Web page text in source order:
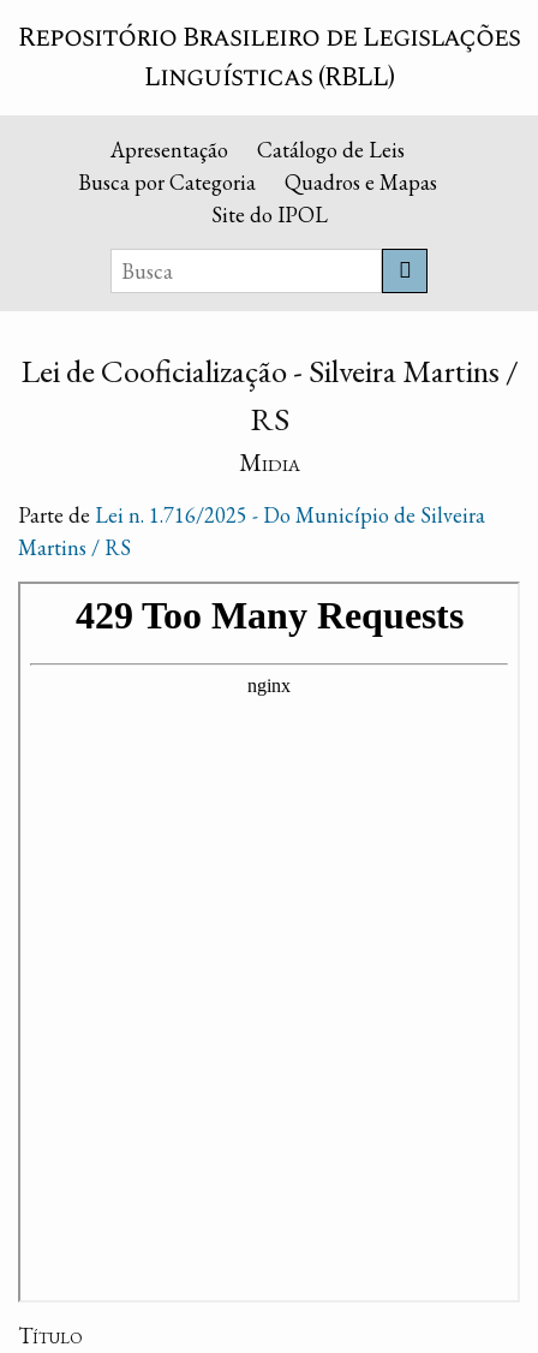
Repositório Brasileiro de Legislações
Linguísticas (RBLL)
Apresentação
Catálogo de Leis
Busca por Categoria
Quadros e Mapas
Site do IPOL
Lei de Cooficialização - Silveira Martins /
RS
Midia
Parte de Lei n. 1.716/2025 - Do Município de Silveira
Martins / RS
Título